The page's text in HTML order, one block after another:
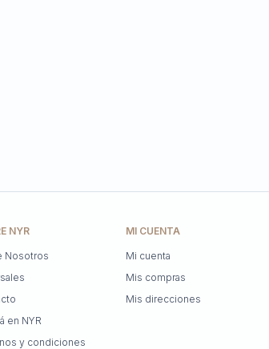
NYR
Nosotros
en NYR
y condiciones
MI CUENTA
Mi cuenta
Mis compras
Mis direcciones